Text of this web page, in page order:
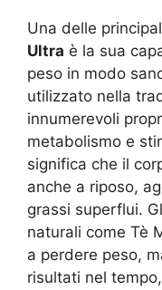
Una delle
Ultra è la sua
peso in modo
utilizzato nella
innumerevoli
metabolismo e
significa che il
anche a riposo,
grassi superflui.
naturali come Tè
a perdere peso,
risultati nel